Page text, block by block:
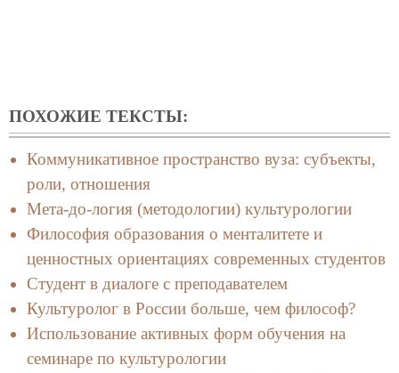
ПОХОЖИЕ ТЕКСТЫ:
Коммуникативное пространство вуза: субъекты,
роли, отношения
Мета-до-логия (методологии) культурологии
Философия образования о менталитете и
ценностных ориентациях современных студентов
Студент в диалоге с преподавателем
Культуролог в России больше, чем философ?
Использование активных форм обучения на
семинаре по культурологии